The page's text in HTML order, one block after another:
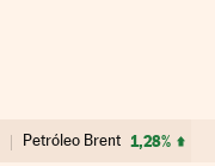
Petróleo Brent 1,28%